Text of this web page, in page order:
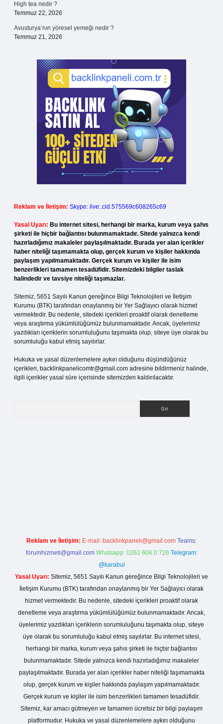
High tea nedir ?
Temmuz 22, 2026
Avusturya’nın yöresel yemeği nedir ?
Temmuz 21, 2026
Reklam ve İletişim: Skype: live:.cid.575569c608265c69
Yasal Uyarı: Bu internet sitesi, herhangi bir marka, kurum veya şahıs
şirketi ile hiçbir bağlantısı bulunmamaktadır. Sitede yalnızca kendi
hazırladığımız makaleler paylaşılmaktadır. Burada yer alan içerikler
haber niteliği taşımamakta olup, gerçek kurum ve kişiler hakkında
paylaşım yapılmamaktadır. Gerçek kurum ve kişiler ile isim
benzerlikleri tamamen tesadüfidir. Sitemizdeki bilgiler taslak
halindedir ve tavsiye niteliği taşımazlar.
Sitemiz, 5651 Sayılı Kanun gereğince Bilgi Teknolojileri ve İletişim
Kurumu (BTK) tarafından onaylanmış bir Yer Sağlayıcı olarak hizmet
vermektedir. Bu nedenle, sitedeki içerikleri proaktif olarak denetleme
veya araştırma yükümlülüğümüz bulunmamaktadır. Ancak, üyelerimiz
yazdıkları içeriklerin sorumluluğunu taşımakta olup, siteye üye olarak bu
sorumluluğu kabul etmiş sayılırlar.
Hukuka ve yasal düzenlemelere aykırı olduğunu düşündüğünüz
içerikleri, backlinkpanelicomtr@gmail.com adresine bildirmeniz halinde,
ilgili içerikler yasal süre içerisinde sitemizden kaldırılacaktır.
Reklam ve İletişim: E-mail: backlinkpaneli@gmail.com Teams:
forumhizmeti@gmail.com Whatsapp: 0262 606 0 726 Telegram:
@karabul
Yasal Uyarı: Sitemiz, 5651 Sayılı Kanun gereğince Bilgi Teknolojileri ve
İletişim Kurumu (BTK) tarafından onaylanmış bir Yer Sağlayıcı olarak
hizmet vermektedir. Bu nedenle, sitedeki içerikleri proaktif olarak
denetleme veya araştırma yükümlülüğümüz bulunmamaktadır. Ancak,
üyelerimiz yazdıkları içeriklerin sorumluluğunu taşımakta olup, siteye
üye olarak bu sorumluluğu kabul etmiş sayılırlar. Bu internet sitesi,
herhangi bir marka, kurum veya şahıs şirketi ile hiçbir bağlantısı
bulunmamaktadır. Sitede yalnızca kendi hazırladığımız makaleler
paylaşılmaktadır. Burada yer alan içerikler haber niteliği taşımamakta
olup, gerçek kurum ve kişiler hakkında paylaşım yapılmamaktadır.
Gerçek kurum ve kişiler ile isim benzerlikleri tamamen tesadüfidir.
Sitemiz, kar amacı gütmeyen ve tamamen ücretsiz bir bilgi paylaşım
platformudur. Hukuka ve yasal düzenlemelere aykırı olduğunu